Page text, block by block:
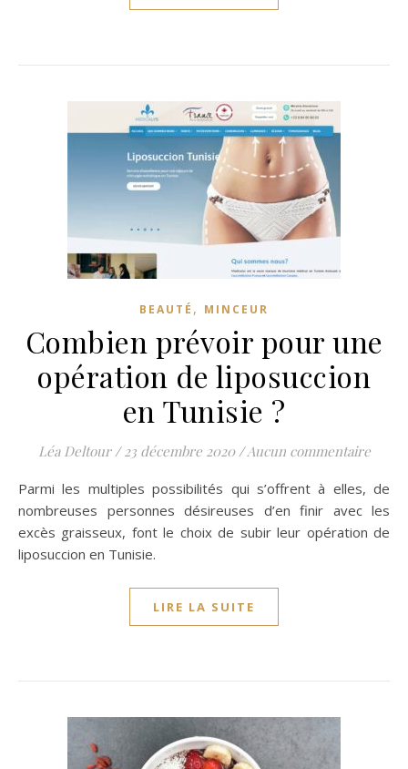
BEAUTÉ , MINCEUR
Combien prévoir pour une
opération de liposuccion
en Tunisie ?
Léa Deltour / 23 décembre 2020 /Aucun commentaire
Parmi les multiples possibilités qui s’offrent à elles, de
nombreuses personnes désireuses d’en finir avec les
excès graisseux, font le choix de subir leur opération de
liposuccion en Tunisie.
LIRE LA SUITE